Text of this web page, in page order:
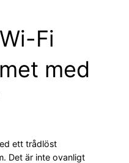
Fi
med
ett trådlöst
Det är inte ovanligt